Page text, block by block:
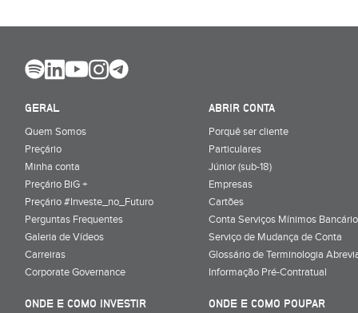
GERAL
Quem Somos
Preçário
Minha conta
Preçário BiG +
Preçário #Investe_no_Futuro
Perguntas Frequentes
Galeria de Vídeos
Carreiras
Corporate Governance
ABRIR CONTA
Porquê ser cliente
Particulares
Júnior (sub-18)
Empresas
Cartões
Conta Serviços Mínimos
Serviço de Mudança de Conta
Glossário de Terminologia
Informação Pré-Contratual
ONDE E COMO INVESTIR
ONDE E COMO POUPAR